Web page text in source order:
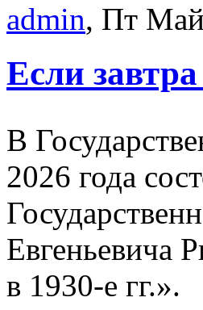
admin, Пт
Если
В
2026 года
Евгеньевича
в 1930-е гг.».